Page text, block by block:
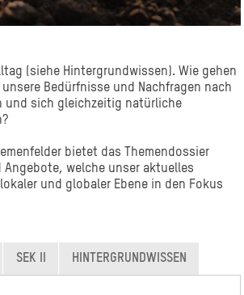
(siehe Hintergrundwissen). Wie gehen
Bedürfnisse und Nachfragen nach
und sich gleichzeitig natürliche
bietet das Themendossier
welche unser aktuelles
und globaler Ebene in den Fokus
SEK II HINTERGRUNDWISSEN